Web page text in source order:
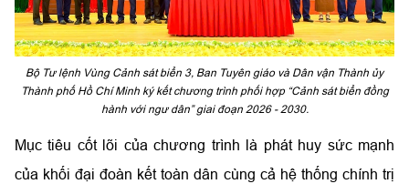
Bộ Tư lệnh Vùng Cảnh sát biển 3, Ban Tuyên giáo và Dân vận Thành ủy
Thành phố Hồ Chí Minh ký kết chương trình phối hợp “Cảnh sát biển đồng
hành với ngư dân” giai đoạn 2026 - 2030.
Mục tiêu cốt lõi của chương trình là phát huy sức mạnh
của khối đại đoàn kết toàn dân cùng cả hệ thống chính trị